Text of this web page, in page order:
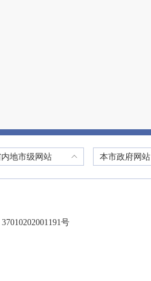
地市级网站 本市政府网站
号